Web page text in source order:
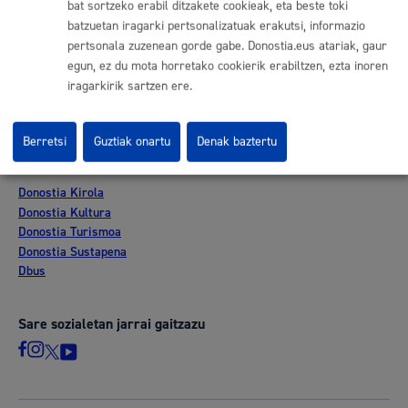
Lan eskaintza
Kontratatzailaren profila
Egoitza elektronikoa
Mapak - GeoDonostia
Prentsa aretoa
Beste webgune korporatibo batzuk
Donostia Kirola
Donostia Kultura
Donostia Turismoa
Donostia Sustapena
Dbus
Sare sozialetan jarrai gaitzazu
bat sortzeko erabil ditzakete cookieak, eta beste toki
batzuetan iragarki pertsonalizatuak erakutsi, informazio
pertsonala zuzenean gorde gabe. Donostia.eus atariak, gaur
egun, ez du mota horretako cookierik erabiltzen, ezta inoren
iragarkirik sartzen ere.
Denak baztertu
Berretsi Guztiak onartu